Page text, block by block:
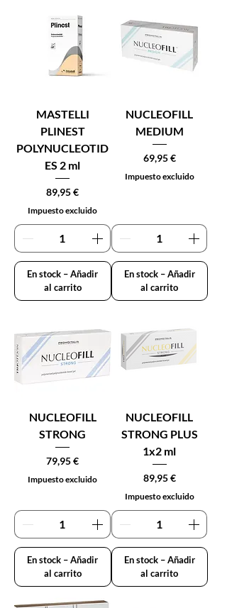
MASTELLI
PLINEST
POLYNUCLEOTID
ES 2 ml
Precio
89,95 €
Impuesto excluido
En stock – Añadir
al carrito
NUCLEOFILL
MEDIUM
Precio
69,95 €
Impuesto excluido
En stock – Añadir
al carrito
NUCLEOFILL
STRONG
Precio
79,95 €
Impuesto excluido
En stock – Añadir
al carrito
NUCLEOFILL
STRONG PLUS
1x2 ml
Precio
89,95 €
Impuesto excluido
En stock – Añadir
al carrito